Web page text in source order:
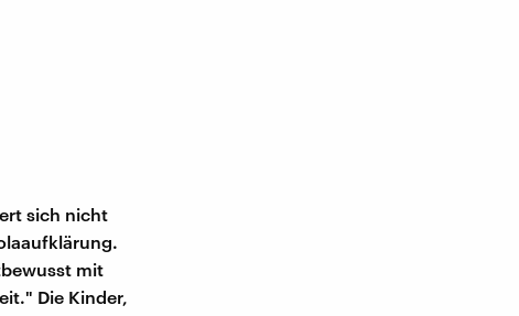
sich nicht
mit
Die Kinder,